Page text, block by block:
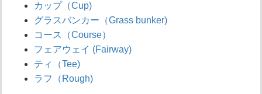
カップ（Cup)
グラスバンカー（Grass bunker)
コース（Course）
フェアウェイ (Fairway)
ティ（Tee)
ラフ（Rough)